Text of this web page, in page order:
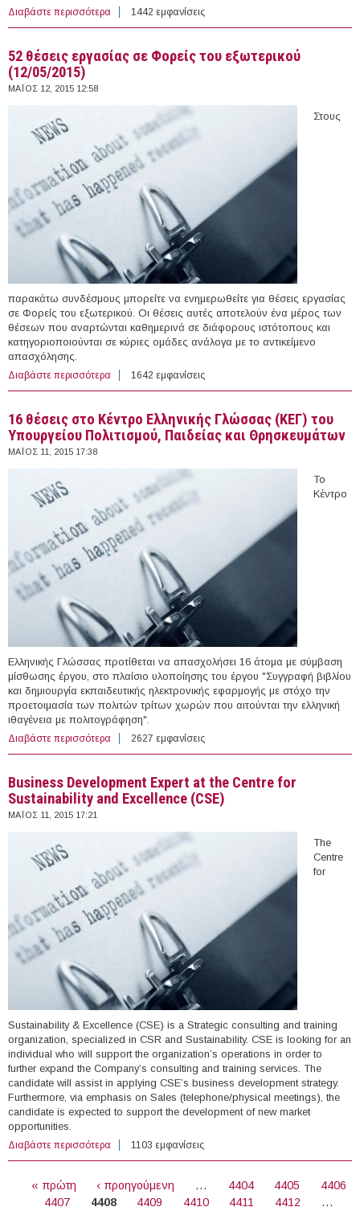
Διαβάστε περισσότερα για 21 θέσεις εργασίας σε Φορείς του εξωτερικού
(13/05/2015)
1442 εμφανίσεις
52 θέσεις εργασίας σε Φορείς του εξωτερικού
(12/05/2015)
ΜΆΙΟΣ 12, 2015 12:58
Στους
παρακάτω συνδέσμους μπορείτε να ενημερωθείτε για θέσεις εργασίας
σε Φορείς του εξωτερικού. Οι θέσεις αυτές αποτελούν ένα μέρος των
θέσεων που αναρτώνται καθημερινά σε διάφορους ιστότοπους και
κατηγοριοποιούνται σε κύριες ομάδες ανάλογα με το αντικείμενο
απασχόλησης.
Διαβάστε περισσότερα για 52 θέσεις εργασίας σε Φορείς του εξωτερικού
(12/05/2015)
1642 εμφανίσεις
16 θέσεις στο Κέντρο Ελληνικής Γλώσσας (ΚΕΓ) του
Υπουργείου Πολιτισμού, Παιδείας και Θρησκευμάτων
ΜΆΙΟΣ 11, 2015 17:38
Το
Κέντρο
Ελληνικής Γλώσσας προτίθεται να απασχολήσει 16 άτομα με σύμβαση
μίσθωσης έργου, στο πλαίσιο υλοποίησης του έργου "Συγγραφή βιβλίου
και δημιουργία εκπαιδευτικής ηλεκτρονικής εφαρμογής με στόχο την
προετοιμασία των πολιτών τρίτων χωρών που αιτούνται την ελληνική
ιθαγένεια με πολιτογράφηση".
Διαβάστε περισσότερα για 16 θέσεις στο Κέντρο Ελληνικής Γλώσσας (ΚΕΓ) του
Υπουργείου Πολιτισμού, Παιδείας και Θρησκευμάτων
2627 εμφανίσεις
Business Development Expert at the Centre for
Sustainability and Excellence (CSE)
ΜΆΙΟΣ 11, 2015 17:21
The
Centre
for
Sustainability & Excellence (CSE) is a Strategic consulting and training
organization, specialized in CSR and Sustainability. CSE is looking for an
individual who will support the organization’s operations in order to
further expand the Company’s consulting and training services. The
candidate will assist in applying CSE’s business development strategy.
Furthermore, via emphasis on Sales (telephone/physical meetings), the
candidate is expected to support the development of new market
opportunities.
Διαβάστε περισσότερα για Business Development Expert at the Centre for
Sustainability and Excellence (CSE)
1103 εμφανίσεις
« πρώτη ‹ προηγούμενη … 4404 4405
4406
4407
4408 4409 4410 4411 4412
…